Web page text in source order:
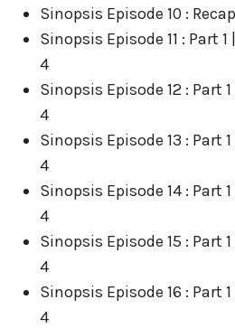
Sinopsis Episode 10 : Recap
Sinopsis Episode 11 : Part
4
Sinopsis Episode 12 : Part
4
Sinopsis Episode 13 : Part
4
Sinopsis Episode 14 : Part
4
Sinopsis Episode 15 : Part
4
Sinopsis Episode 16 : Part
4